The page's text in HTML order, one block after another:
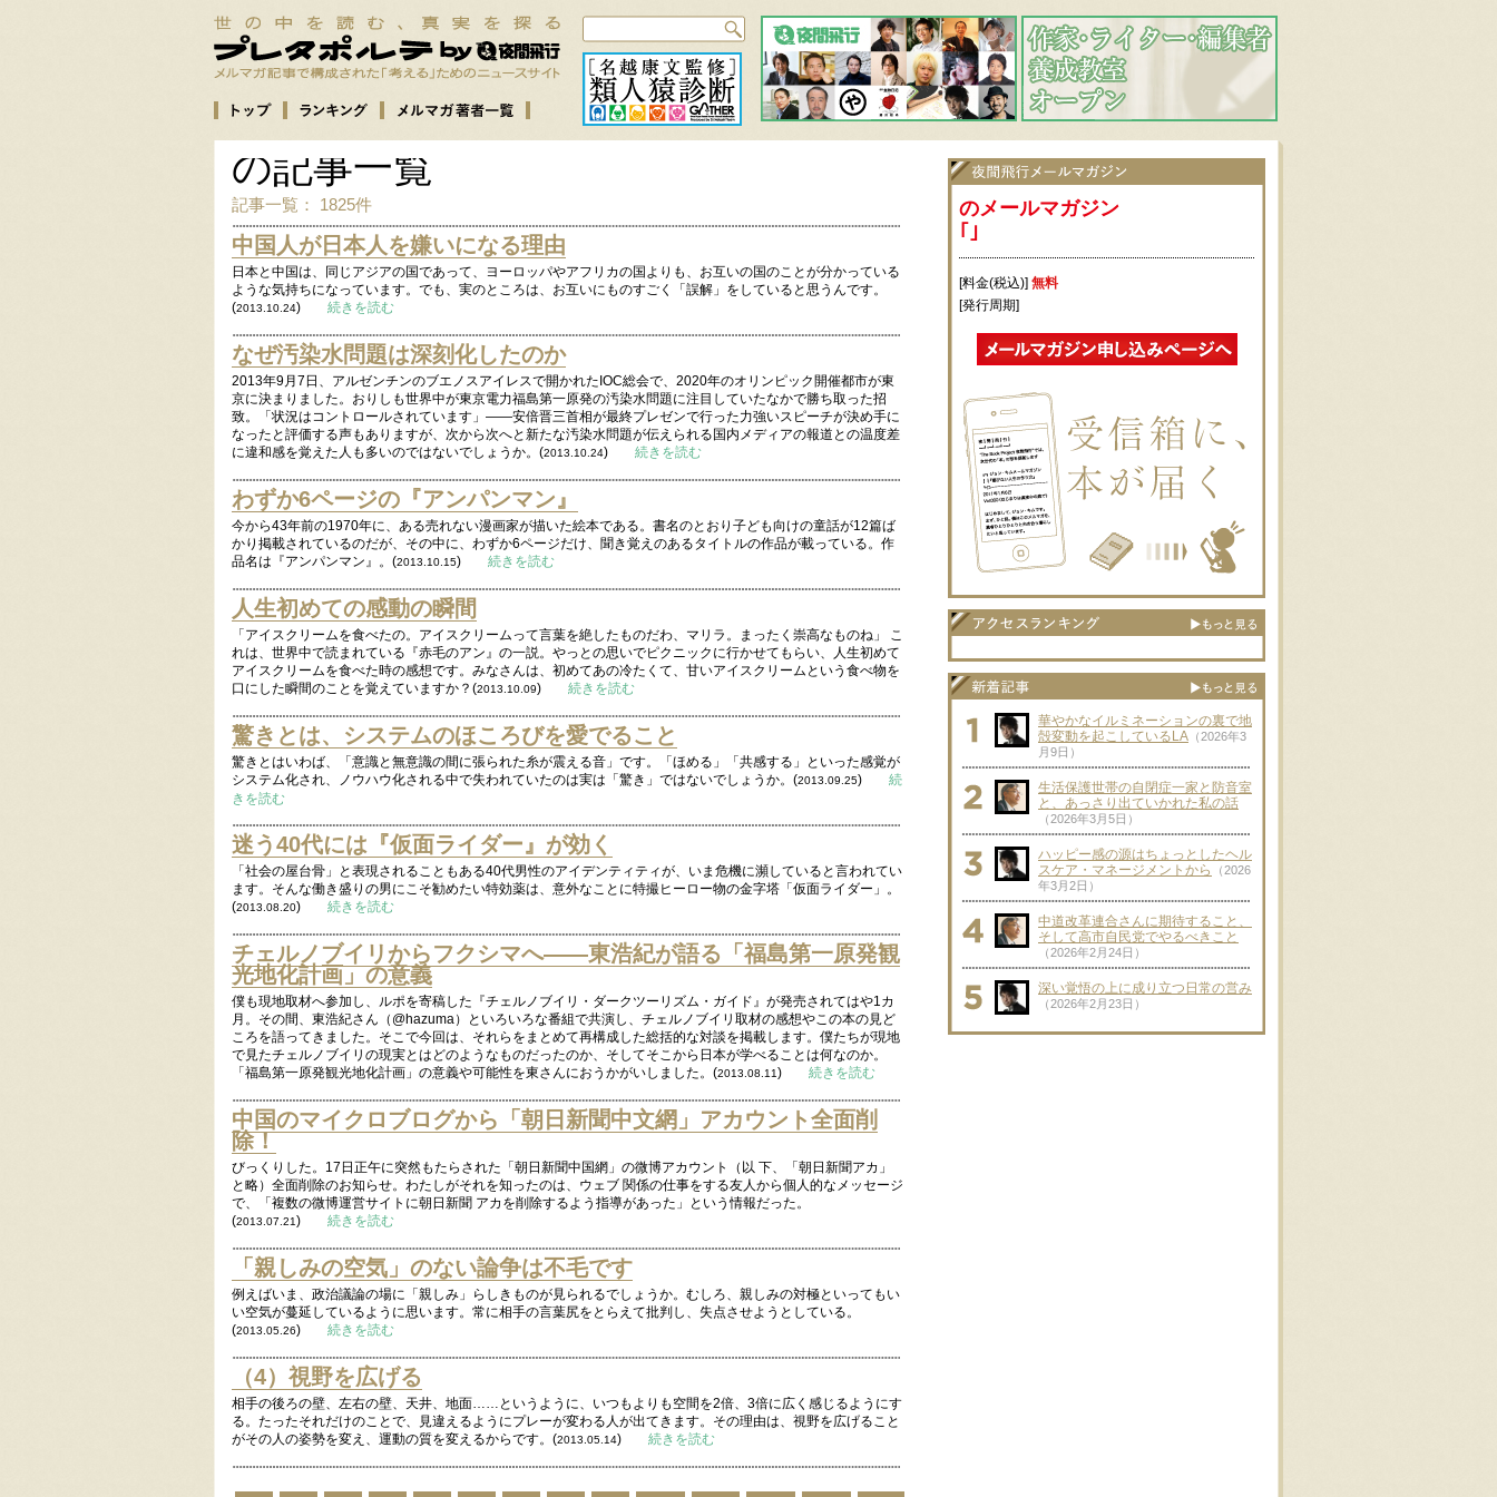
の記事一覧
記事一覧： 1825件
中国人が日本人を嫌いになる理由
日本と中国は、同じアジアの国であって、ヨーロッパやアフリカの国よりも、お互いの国のことが分かっている
ような気持ちになっています。でも、実のところは、お互いにものすごく「誤解」をしていると思うんです。
(2013.10.24) 続きを読む
なぜ汚染水問題は深刻化したのか
2013年9月7日、アルゼンチンのブエノスアイレスで開かれたIOC総会で、2020年のオリンピック開催都市が東
京に決まりました。おりしも世界中が東京電力福島第一原発の汚染水問題に注目していたなかで勝ち取った招
致。「状況はコントロールされています」――安倍晋三首相が最終プレゼンで行った力強いスピーチが決め手に
なったと評価する声もありますが、次から次へと新たな汚染水問題が伝えられる国内メディアの報道との温度差
に違和感を覚えた人も多いのではないでしょうか。(2013.10.24) 続きを読む
わずか6ページの『アンパンマン』
今から43年前の1970年に、ある売れない漫画家が描いた絵本である。書名のとおり子ども向けの童話が12篇ば
かり掲載されているのだが、その中に、わずか6ページだけ、聞き覚えのあるタイトルの作品が載っている。作
品名は『アンパンマン』。(2013.10.15) 続きを読む
人生初めての感動の瞬間
「アイスクリームを食べたの。アイスクリームって言葉を絶したものだわ、マリラ。まったく崇高なものね」 こ
れは、世界中で読まれている『赤毛のアン』の一説。やっとの思いでピクニックに行かせてもらい、人生初めて
アイスクリームを食べた時の感想です。みなさんは、初めてあの冷たくて、甘いアイスクリームという食べ物を
口にした瞬間のことを覚えていますか？(2013.10.09) 続きを読む
驚きとは、システムのほころびを愛でること
驚きとはいわば、「意識と無意識の間に張られた糸が震える音」です。「ほめる」「共感する」といった感覚が
システム化され、ノウハウ化される中で失われていたのは実は「驚き」ではないでしょうか。(2013.09.25) 続
きを読む
迷う40代には『仮面ライダー』が効く
「社会の屋台骨」と表現されることもある40代男性のアイデンティティが、いま危機に瀕していると言われてい
ます。そんな働き盛りの男にこそ勧めたい特効薬は、意外なことに特撮ヒーロー物の金字塔「仮面ライダー」。
(2013.08.20) 続きを読む
チェルノブイリからフクシマへ――東浩紀が語る「福島第一原発観
光地化計画」の意義
僕も現地取材へ参加し、ルポを寄稿した『チェルノブイリ・ダークツーリズム・ガイド』が発売されてはや1カ
月。その間、東浩紀さん（@hazuma）といろいろな番組で共演し、チェルノブイリ取材の感想やこの本の見ど
ころを語ってきました。そこで今回は、それらをまとめて再構成した総括的な対談を掲載します。僕たちが現地
で見たチェルノブイリの現実とはどのようなものだったのか、そしてそこから日本が学べることは何なのか。
「福島第一原発観光地化計画」の意義や可能性を東さんにおうかがいしました。(2013.08.11) 続きを読む
中国のマイクロブログから「朝日新聞中文網」アカウント全面削
除！
びっくりした。17日正午に突然もたらされた「朝日新聞中国網」の微博アカウント（以 下、「朝日新聞アカ」
と略）全面削除のお知らせ。わたしがそれを知ったのは、ウェブ 関係の仕事をする友人から個人的なメッセージ
で、「複数の微博運営サイトに朝日新聞 アカを削除するよう指導があった」という情報だった。
(2013.07.21) 続きを読む
「親しみの空気」のない論争は不毛です
例えばいま、政治議論の場に「親しみ」らしきものが見られるでしょうか。むしろ、親しみの対極といってもい
い空気が蔓延しているように思います。常に相手の言葉尻をとらえて批判し、失点させようとしている。
(2013.05.26) 続きを読む
（4）視野を広げる
相手の後ろの壁、左右の壁、天井、地面……というように、いつもよりも空間を2倍、3倍に広く感じるようにす
る。たったそれだけのことで、見違えるようにプレーが変わる人が出てきます。その理由は、視野を広げること
がその人の姿勢を変え、運動の質を変えるからです。(2013.05.14) 続きを読む
のメールマガジン
｢｣
[料金(税込)] 無料
[発行周期]
華やかなイルミネーションの裏で地
殻変動を起こしているLA （2026年3
月9日）
生活保護世帯の自閉症一家と防音室
と、あっさり出ていかれた私の話
（2026年3月5日）
ハッピー感の源はちょっとしたヘル
スケア・マネージメントから
（2026
年3月2日）
中道改革連合さんに期待すること、
そして高市自民党でやるべきこと
（2026年2月24日）
深い覚悟の上に成り立つ日常の営み
（2026年2月23日）